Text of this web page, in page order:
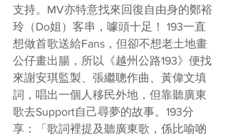
支持。MV亦特意找來回復自由身的鄭裕
玲（Do姐）客串，噱頭十足！ 193一直
想做首歌送給Fans，但卻不想老土地畫
公仔畫出腸，所以《越州公路193》便找
來謝安琪監製、張繼聰作曲、黃偉文填
詞，唱出一個人移民外地，但靠聽廣東
歌去Support自己尋夢的故事。193分
享：「歌詞裡提及聽廣東歌，係比喻啲